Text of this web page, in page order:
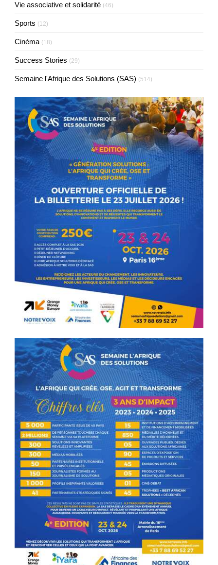
Vie associative et solidarité (46)
Sports (12)
Cinéma (18)
Success Stories (29)
Semaine l'Afrique des Solutions (SAS) (514)